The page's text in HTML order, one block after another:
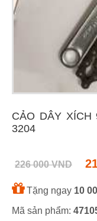
CẢO DÂY XÍCH
3204
226 000 VND
Tặng ngay 10
Mã sản phẩm: